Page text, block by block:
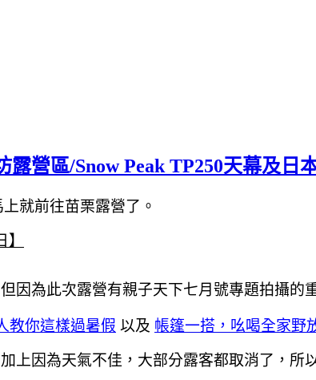
露營區/Snow Peak TP250天幕及日
上就前往苗栗露營了。
但因為此次露營有親子天下七月號專題拍攝的
教你這樣過暑假 以及 帳篷一搭，吆喝全家野
加上因為天氣不佳 ，大部分露客都取消了 ，所